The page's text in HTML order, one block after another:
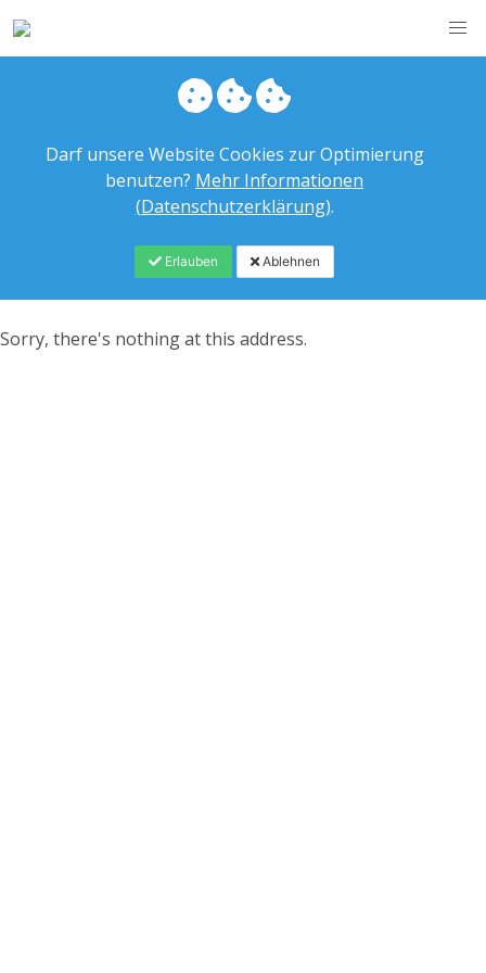
Darf unsere Website Cookies zur Optimierung
benutzen? Mehr Informationen
(Datenschutzerklärung).
Erlauben Ablehnen
Sorry, there's nothing at this address.